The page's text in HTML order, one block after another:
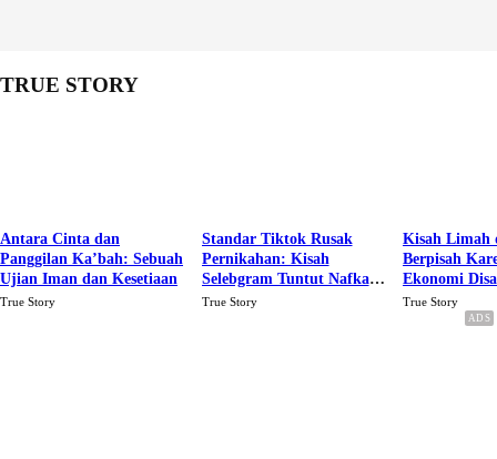
TRUE STORY
Antara Cinta dan
Panggilan Ka’bah: Sebuah
Ujian Iman dan Kesetiaan
True Story
Standar Tiktok Rusak
Pernikahan: Kisah
Selebgram Tuntut Nafkah
Rp.15 Juta Perbulan
True Story
Kisah Limah
Berpisah
Ekonomi
Karena Cinta
True Story